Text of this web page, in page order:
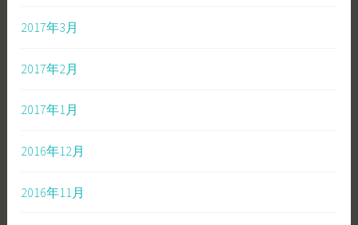
2017年3月
2017年2月
2017年1月
2016年12月
2016年11月